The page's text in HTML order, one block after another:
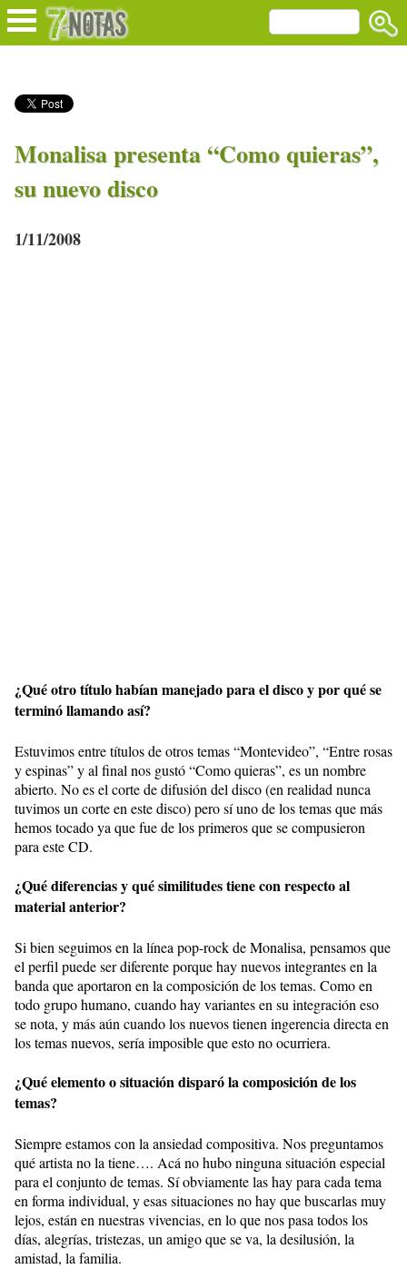
Monalisa presenta “Como quieras”,
su nuevo disco
1/11/2008
¿Qué otro título habían manejado para el disco y por qué se
terminó llamando así?
Estuvimos entre títulos de otros temas “Montevideo”, “Entre rosas
y espinas” y al final nos gustó “Como quieras”, es un nombre
abierto. No es el corte de difusión del disco (en realidad nunca
tuvimos un corte en este disco) pero sí uno de los temas que más
hemos tocado ya que fue de los primeros que se compusieron
para este CD.
¿Qué diferencias y qué similitudes tiene con respecto al
material anterior?
Si bien seguimos en la línea pop-rock de Monalisa, pensamos que
el perfil puede ser diferente porque hay nuevos integrantes en la
banda que aportaron en la composición de los temas. Como en
todo grupo humano, cuando hay variantes en su integración eso
se nota, y más aún cuando los nuevos tienen ingerencia directa en
los temas nuevos, sería imposible que esto no ocurriera.
¿Qué elemento o situación disparó la composición de los
temas?
Siempre estamos con la ansiedad compositiva. Nos preguntamos
qué artista no la tiene…. Acá no hubo ninguna situación especial
para el conjunto de temas. Sí obviamente las hay para cada tema
en forma individual, y esas situaciones no hay que buscarlas muy
lejos, están en nuestras vivencias, en lo que nos pasa todos los
días, alegrías, tristezas, un amigo que se va, la desilusión, la
amistad, la familia.